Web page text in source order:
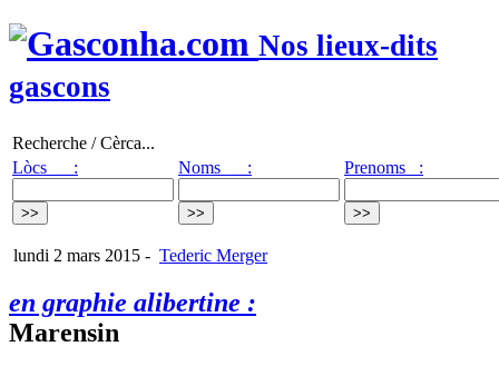
Nos lieux-dits
gascons
Recherche / Cèrca...
Lòcs :
Noms : Prenoms :
lundi 2 mars 2015 - Tederic Merger
en graphie alibertine :
Marensin